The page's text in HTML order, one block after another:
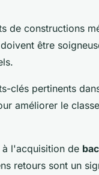
de constructions
doivent être
clés pertinents
améliorer le
l'acquisition de
retours sont un